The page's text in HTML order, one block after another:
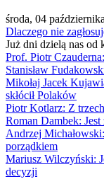
środa, 04
Dlaczego nie
Już dni dzielą nas
Prof. Piotr
Stanisław
Mikołaj Jacek
skłócił Polaków
Piotr Kotlarz: Z
Roman Dambek:
Andrzej
porządkiem
Mariusz Wilczyński:
decyzji